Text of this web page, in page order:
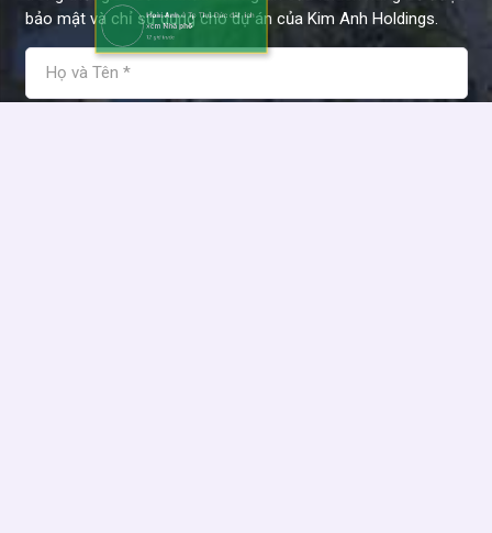
bảo mật và chỉ sử dụng cho dự án của Kim Anh Holdings.
Hoài Anhở Tp Thủ Đức đặt lịch
xemNhà phố
12 giờ trước